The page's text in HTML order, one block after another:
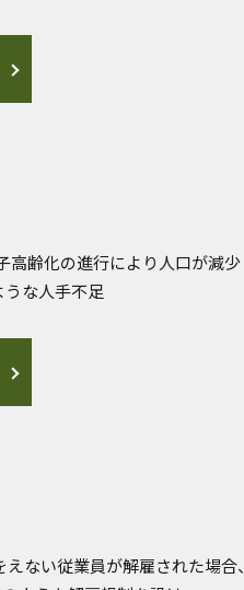
高齢化の進行により人口が減少
な人手不足
ない従業員が解雇された場合、